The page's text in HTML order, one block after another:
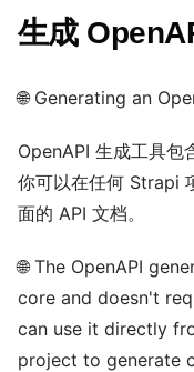
生成
🌐 Generating an
OpenAPI 生成工具包
你可以在任何 Strapi
面的 API 文档。
🌐 The OpenAPI
core and doesn't
can use it directly
project to generate